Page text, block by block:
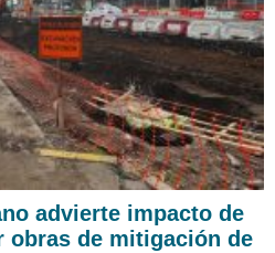
advierte impacto de
de mitigación de